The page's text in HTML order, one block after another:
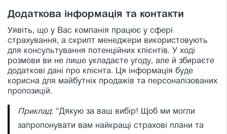
Додаткова інформація та контакти
Уявіть, що у Вас компанія працює у сфері
страхування, а скрипт менеджери використовують
для консультування потенційних клієнтів. У ході
розмови ви не лише укладаєте угоду, але й збираєте
додаткові дані про клієнта. Ця інформація буде
корисна для майбутніх продажів та персоналізованих
пропозицій.
Приклад: “Дякую за ваш вибір! Щоб ми могли
запропонувати вам найкращі страхові плани та